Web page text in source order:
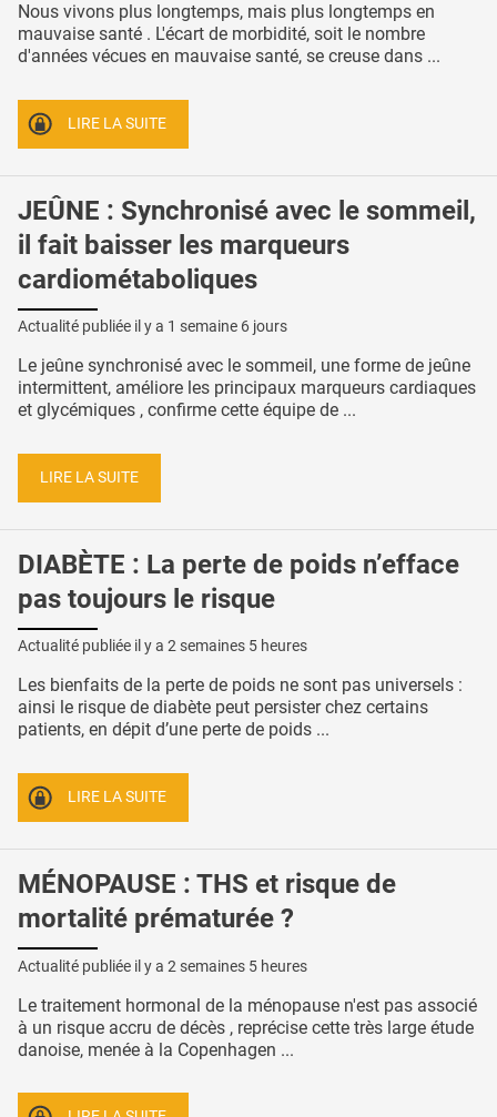
Nous vivons plus longtemps, mais plus longtemps en
mauvaise santé . L'écart de morbidité, soit le nombre
d'années vécues en mauvaise santé, se creuse dans ...
LIRE LA SUITE
JEÛNE : Synchronisé avec le sommeil,
il fait baisser les marqueurs
cardiométaboliques
Actualité publiée il y a 1 semaine 6 jours
Le jeûne synchronisé avec le sommeil, une forme de jeûne
intermittent, améliore les principaux marqueurs cardiaques
et glycémiques , confirme cette équipe de ...
LIRE LA SUITE
DIABÈTE : La perte de poids n’efface
pas toujours le risque
Actualité publiée il y a 2 semaines 5 heures
Les bienfaits de la perte de poids ne sont pas universels :
ainsi le risque de diabète peut persister chez certains
patients, en dépit d’une perte de poids ...
LIRE LA SUITE
MÉNOPAUSE : THS et risque de
mortalité prématurée ?
Actualité publiée il y a 2 semaines 5 heures
Le traitement hormonal de la ménopause n'est pas associé
à un risque accru de décès , reprécise cette très large étude
danoise, menée à la Copenhagen ...